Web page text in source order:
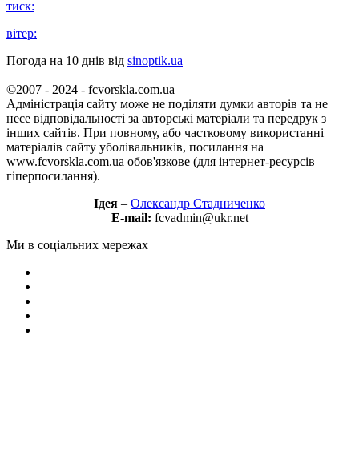
тиск:
вітер:
Погода на 10 днів від sinoptik.ua
©2007 - 2024 - fcvorskla.com.ua
Адміністрація сайту може не поділяти думки авторів та не
несе відповідальності за авторські матеріали та передрук з
інших сайтів. При повному, або частковому використанні
матеріалів сайту уболівальників, посилання на
www.fcvorskla.com.ua обов'язкове (для інтернет-ресурсів
гіперпосилання).
Ідея – Олександр Стадниченко
E-mail: fcvadmin@ukr.net
Ми в соціальних мережах